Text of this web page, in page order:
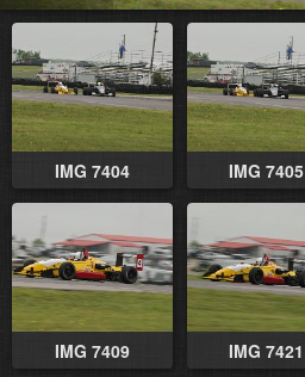
IMG 7404 IMG 7405
IMG 7409 IMG 7421